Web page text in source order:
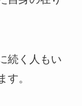
続く人もい
す。